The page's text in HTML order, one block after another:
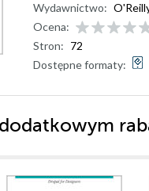
Wydawnictwo:
Ocena:
Stron: 72
Dostępne formaty: